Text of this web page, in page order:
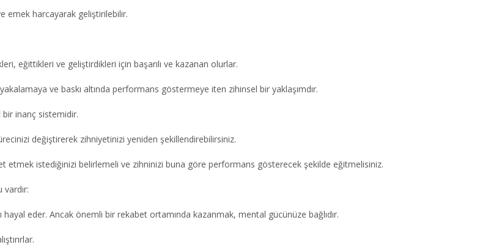
emek harcayarak geliştirilebilir.
eğittikleri ve geliştirdikleri için başarılı ve kazanan olurlar.
ve baskı altında performans göstermeye iten zihinsel bir yaklaşımdır.
bir inanç sistemidir.
değiştirerek zihniyetinizi yeniden şekillendirebilirsiniz.
etmek istediğinizi belirlemeli ve zihninizi buna göre performans gösterecek şekilde eğitmelisiniz.
eder. Ancak önemli bir rekabet ortamında kazanmak, mental gücünüze bağlıdır.